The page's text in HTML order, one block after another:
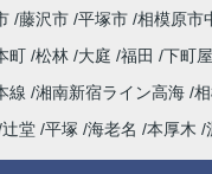
藤沢市 平塚市 相模原市
町 松林 大庭 福田 下町屋
線 湘南新宿ライン高海
辻堂 平塚 海老名 本厚木